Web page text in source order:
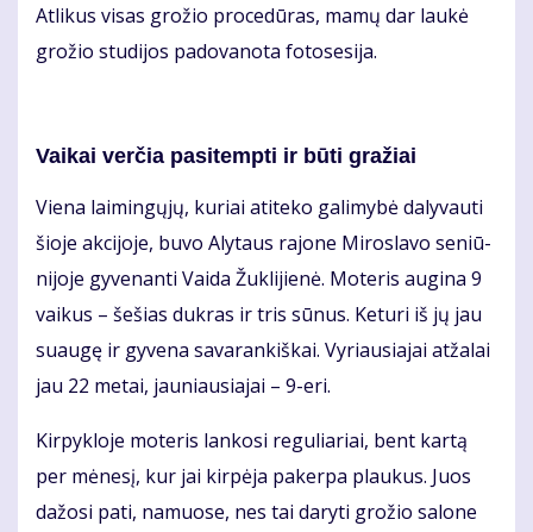
At­li­kus vi­sas gro­žio pro­ce­dū­ras, ma­mų dar lau­kė
gro­žio stu­di­jos pa­do­va­no­ta fo­to­se­si­ja.
Vai­kai ver­čia pa­si­temp­ti ir bū­ti gra­žiai
Vie­na lai­min­gų­jų, ku­riai ati­te­ko ga­li­my­bė da­ly­vau­ti
šio­je ak­ci­jo­je, bu­vo Aly­taus ra­jo­ne Mi­ros­la­vo se­niū­
ni­jo­je gy­ve­nan­ti Vai­da Žuk­li­jie­nė. Mo­te­ris au­gi­na 9
vai­kus – še­šias duk­ras ir tris sū­nus. Ke­tu­ri iš jų jau
su­au­gę ir gy­ve­na sa­va­ran­kiš­kai. Vy­riau­sia­jai at­ža­lai
jau 22 me­tai, jau­niau­sia­jai – 9-eri.
Kir­pyk­lo­je mo­te­ris lan­ko­si re­gu­lia­riai, bent kar­tą
per mė­ne­sį, kur jai kir­pė­ja pa­ker­pa plau­kus. Juos
da­žo­si pa­ti, na­muo­se, nes tai da­ry­ti gro­žio sa­lo­ne